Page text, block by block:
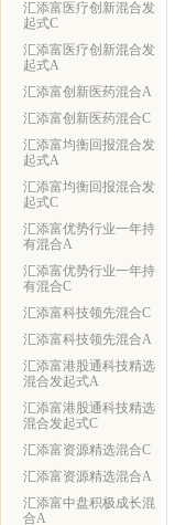
汇添富医疗创新混合发
起式C
汇添富医疗创新混合发
起式A
汇添富创新医药混合A
汇添富创新医药混合C
汇添富均衡回报混合发
起式A
汇添富均衡回报混合发
起式C
汇添富优势行业一年持
有混合A
汇添富优势行业一年持
有混合C
汇添富科技领先混合C
汇添富科技领先混合A
汇添富港股通科技精选
混合发起式A
汇添富港股通科技精选
混合发起式C
汇添富资源精选混合C
汇添富资源精选混合A
汇添富中盘积极成长混
合A